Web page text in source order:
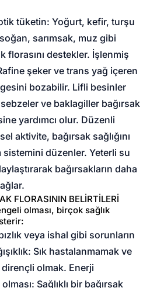
tüketin: Yoğurt, kefir, turşu
sarımsak, muz gibi
florasını destekler. İşlenmiş
şeker ve trans yağ içeren
bozabilir. Lifli besinler
ve baklagiller bağırsak
yardımcı olur. Düzenli
aktivite, bağırsak sağlığını
düzenler. Yeterli su
bağırsakların daha
FLORASININ BELİRTİLERİ
olması, birçok sağlık
veya ishal gibi sorunların
Sık hastalanmamak ve
olmak. Enerji
Sağlıklı bir bağırsak